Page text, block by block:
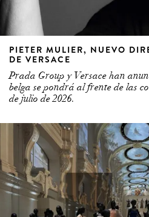
PIETER MULIER, NUEVO
DE VERSACE
Prada Group y Versace han
belga se pondrá al frente de las
de julio de 2026.